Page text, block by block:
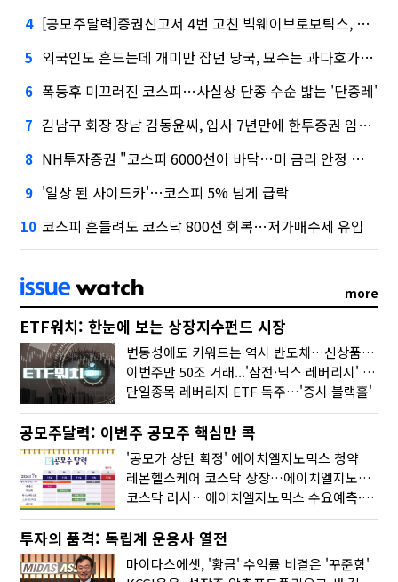
4 [공모주달력]증권신고서 4번 고친 빅웨이브로보틱스, 수요예측
5 외국인도 흔드는데 개미만 잡던 당국, 묘수는 과다호가부담금?
6 폭등후 미끄러진 코스피…사실상 단종 수순 밟는 '단종레'
7 김남구 회장 장남 김동윤씨, 입사 7년만에 한투증권 임원 승진
8 NH투자증권 "코스피 6000선이 바닥…미 금리 안정 후 추가 회복"
9 '일상 된 사이드카'…코스피 5% 넘게 급락
10 코스피 흔들려도 코스닥 800선 회복…저가매수세 유입
more
ETF워치: 한눈에 보는 상장지수펀드 시장
변동성에도 키워드는 역시 반도체…신상품은 우주·방산
이번주만 50조 거래...'삼전·닉스 레버리지' 수익률은 -30%
단일종목 레버리지 ETF 독주…'증시 블랙홀'
공모주달력: 이번주 공모주 핵심만 콕
'공모가 상단 확정' 에이치엘지노믹스 청약
레몬헬스케어 코스닥 상장…에이치엘지노믹스 수요예측
코스닥 러시…에이치엘지노믹스 수요예측·레메디 청약
투자의 품격: 독립계 운용사 열전
마이다스에셋, '황금' 수익률 비결은 '꾸준함'